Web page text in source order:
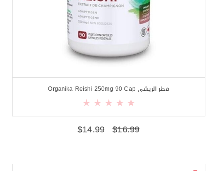
فطر الريشي Organika Reishi 250mg 90 Cap
$16.99
$14.99